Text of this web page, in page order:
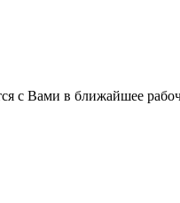
с Вами в ближайшее